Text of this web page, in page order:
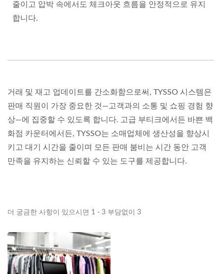
줄이고 압박 속에서도 체크아웃 흐름을 안정적으로 유지
합니다.
거래 및 재고 업데이트를 간소화함으로써, TYSSO 시스템은
판매 직원이 가장 중요한 것—고객과의 소통 및 쇼핑 경험 향
상—에 집중할 수 있도록 합니다. 고급 부티크에서든 바쁜 백
화점 카운터에서든, TYSSO는 소매업체에 생산성을 향상시
키고 대기 시간을 줄이며 모든 판매 붐비는 시간 동안 고객
만족을 유지하는 신뢰할 수 있는 도구를 제공합니다.
더 궁금한 사항이 있으시면 1 - 3 부담없이 3